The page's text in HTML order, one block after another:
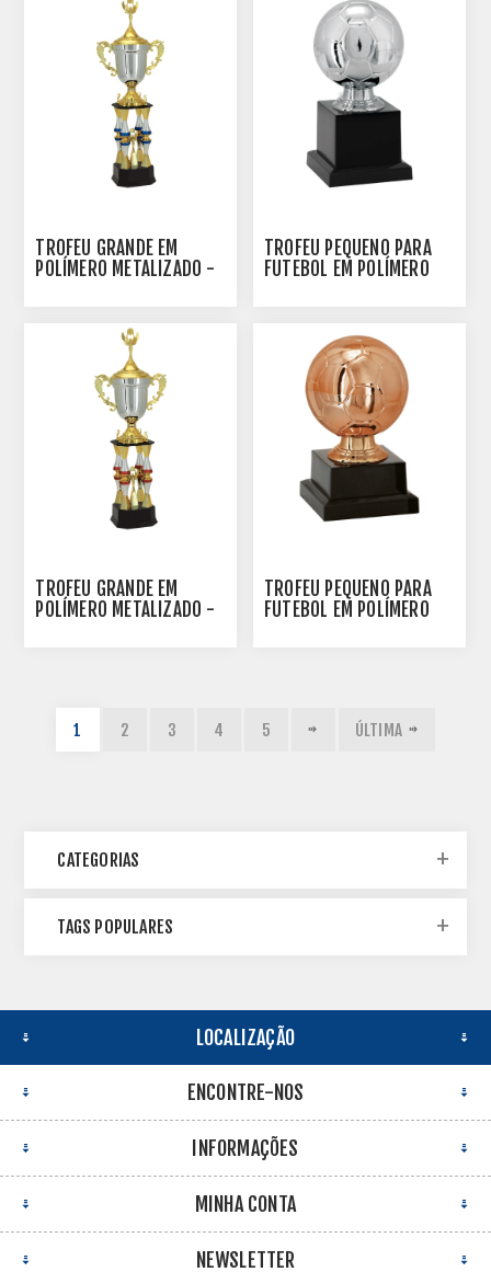
TROFÉU GRANDE EM
POLÍMERO METALIZADO -
TROFÉU PEQUENO PARA
FUTEBOL EM POLÍMERO
TROFÉU GRANDE EM
POLÍMERO METALIZADO -
TROFÉU PEQUENO PARA
FUTEBOL EM POLÍMERO
1 2 3 4 5 ÚLTIMA
CATEGORIAS
TAGS POPULARES
LOCALIZAÇÃO
ENCONTRE-NOS
INFORMAÇÕES
MINHA CONTA
NEWSLETTER